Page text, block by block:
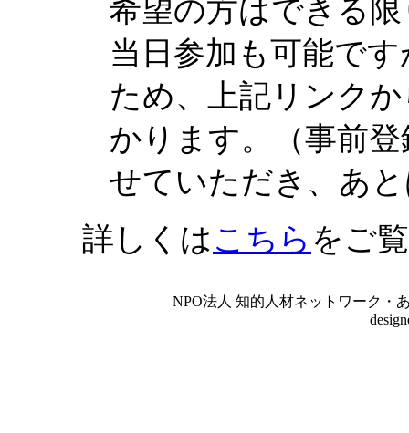
希望の方はできる
当日参加も可能で
ため、上記リンク
かります。（事前
せていただき、あ
詳しくはこちら をご
NPO法人 知的人材ネットワーク・